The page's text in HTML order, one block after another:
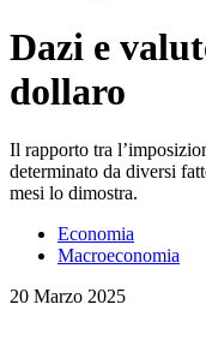
Dazi e
dollaro
Il rapporto tra
determinato da diversi
mesi lo dimostra.
Economia
Macroeconomia
20 Marzo 2025